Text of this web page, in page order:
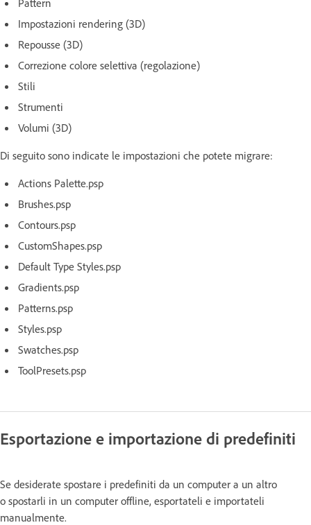
Impostazioni rendering (3D)
Repousse (3D)
Correzione colore selettiva (regolazione)
Stili
Strumenti
Volumi (3D)
Di seguito sono indicate le impostazioni che potete migrare:
Actions Palette.psp
Brushes.psp
Contours.psp
CustomShapes.psp
Default Type Styles.psp
Gradients.psp
Patterns.psp
Styles.psp
Swatches.psp
ToolPresets.psp
Esportazione e importazione di predefiniti
Se desiderate spostare i predefiniti da un computer a un altro
o spostarli in un computer offline, esportateli e importateli
manualmente.